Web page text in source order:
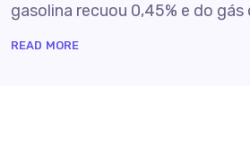
gasolina recuou 0,45% e do gás
READ MORE